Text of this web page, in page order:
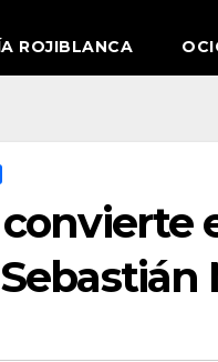
ROJIBLANCA